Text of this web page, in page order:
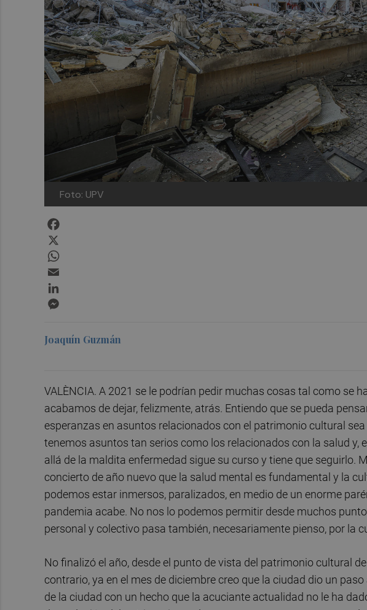
Foto: UPV
Joaquín Guzmán
VALÈNCIA. A 2021 se le podrían pedir muchas cosas tal como se
acabamos de dejar, felizmente, atrás. Entiendo que se pueda
esperanzas en asuntos relacionados con el patrimonio cultural
tenemos asuntos tan serios como los relacionados con la salud y,
allá de la maldita enfermedad sigue su curso y tiene que seguirlo.
concierto de año nuevo que la salud mental es fundamental y la
podemos estar inmersos, paralizados, en medio de un enorme
pandemia acabe. No nos lo podemos permitir desde muchos
personal y colectivo pasa también, necesariamente pienso, por la
No finalizó el año, desde el punto de vista del patrimonio cultural
contrario, ya en el mes de diciembre creo que la ciudad dio un
de la ciudad con un hecho que la acuciante actualidad no le ha